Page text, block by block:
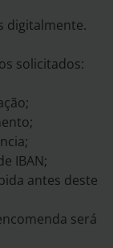
digitalmente.
solicitados:
IBAN;
antes deste
será